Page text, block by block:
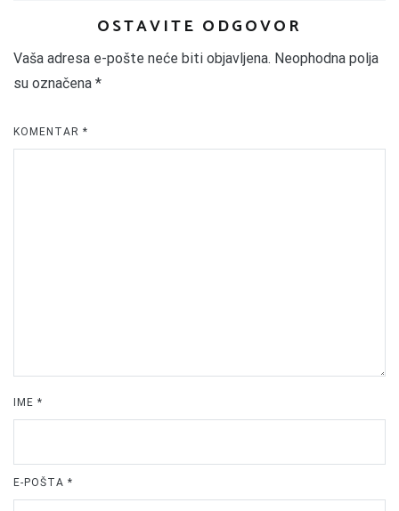
OSTAVITE ODGOVOR
Vaša adresa e-pošte neće biti objavljena. Neophodna polja
su označena *
KOMENTAR *
IME *
E-POŠTA *